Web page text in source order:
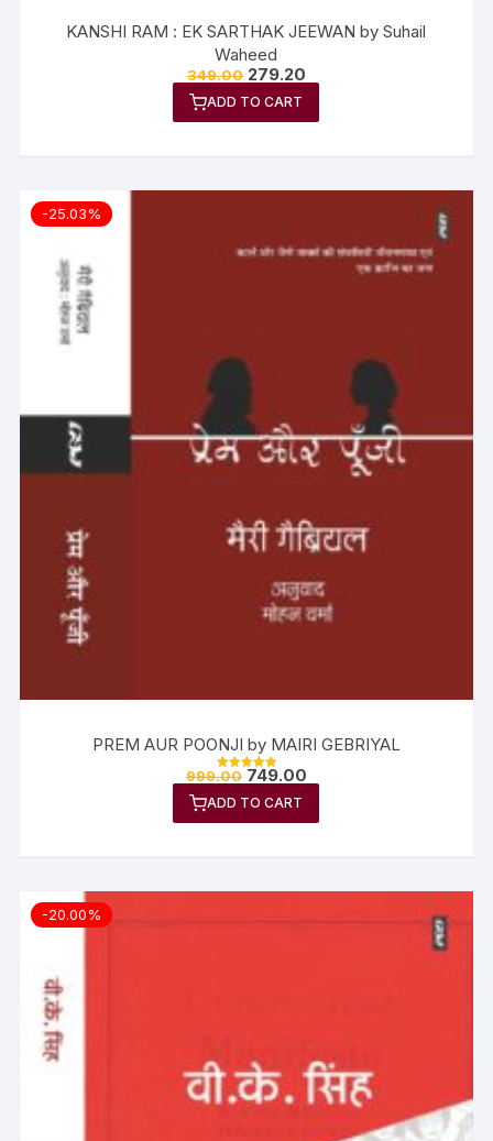
KANSHI RAM : EK SARTHAK JEEWAN by Suhail
Waheed
349.00 279.20
ADD TO CART
-25.03%
PREM AUR POONJI by MAIRI GEBRIYAL
Rated
out of 5
999.00 749.00
ADD TO CART
-20.00%